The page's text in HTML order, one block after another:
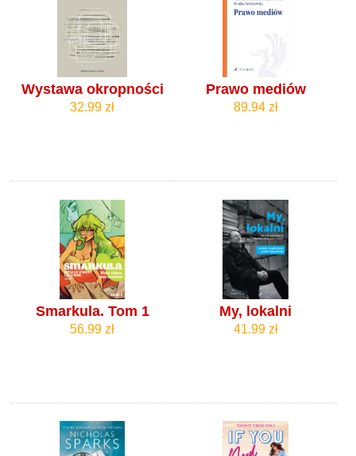
Wystawa okropności
32.99 zł
Prawo mediów
89.94 zł
Smarkula. Tom 1
56.99 zł
My, lokalni
41.99 zł